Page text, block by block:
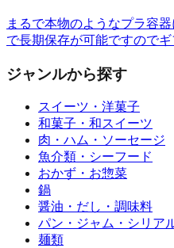
まるで本物のようなプラ容
で長期保存が可能ですのでギ
ジャンルから探す
スイーツ・洋菓子
和菓子・和スイーツ
肉・ハム・ソーセージ
魚介類・シーフード
おかず・お惣菜
鍋
醤油・だし・調味料
パン・ジャム・シリア
麺類